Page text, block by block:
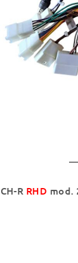
R RHD mod.